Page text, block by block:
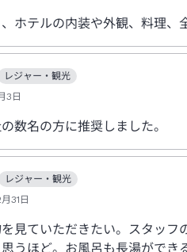
ホテルの内装や外観、料理、
レジャー・観光
3日
数名の方に推奨しました。
レジャー・観光
31日
見ていただきたい。スタッ
うほど。お風呂も長湯ができ